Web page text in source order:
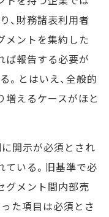
、財務諸表利用者
メントを集約した
ば報告する必要が
。とはいえ、全般的
増えるケースがほと
開示が必須とされ
ている。旧基準で必
グメント間内部売
った項目は必須とさ